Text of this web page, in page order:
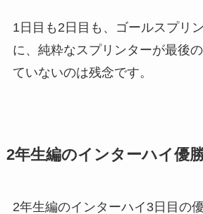
1日目も2日目も、ゴールスプリ
に、純粋なスプリンターが最後
ていないのは残念です。
2年生編のインターハイ優
2年生編のインターハイ3日目の